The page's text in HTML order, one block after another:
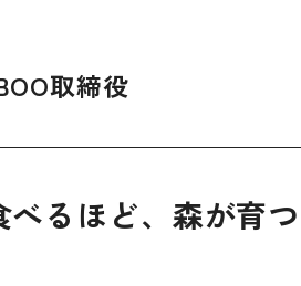
取締役
るほど、森が育つ